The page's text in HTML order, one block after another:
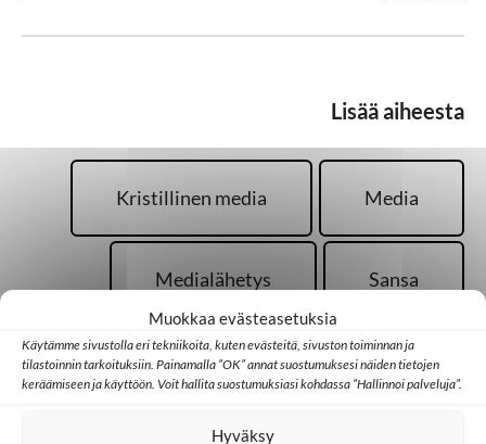
Muokkaa evästeasetuksia
Käytämme sivustolla eri tekniikoita, kuten evästeitä, sivuston toiminnan ja
tilastoinnin tarkoituksiin. Painamalla ”OK” annat suostumuksesi näiden tietojen
keräämiseen ja käyttöön. Voit hallita suostumuksiasi kohdassa ”Hallinnoi palveluja”.
Hyväksy
Lisää aiheesta
Kristillinen media Media
Medialähetys Sansa